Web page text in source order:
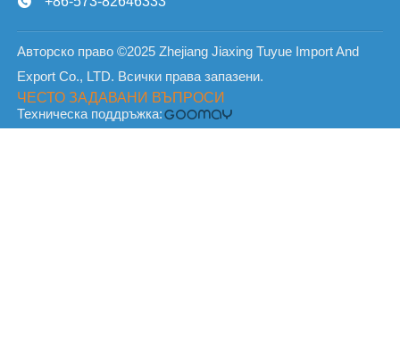
Авторско право ©2025 Zhejiang Jiaxing Tuyue Import And
Export Co., LTD. Всички права запазени.
ЧЕСТО ЗАДАВАНИ ВЪПРОСИ
Техническа поддръжка: